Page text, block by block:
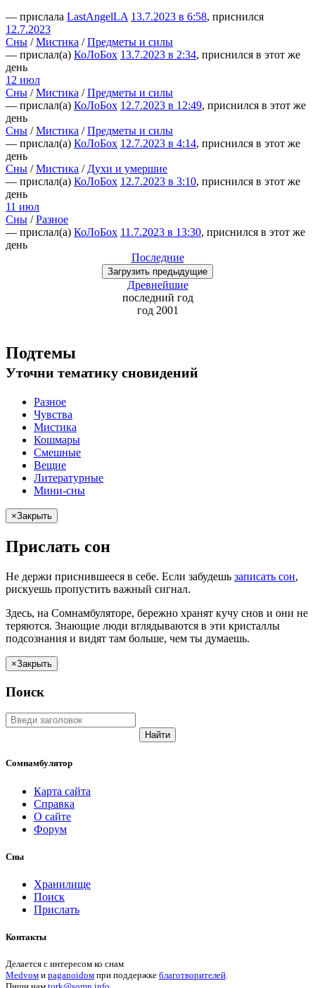
— прислала LastAngelLA 13.7.2023 в 6:58, приснился
12.7.2023
Сны /Мистика /Предметы и силы
— прислал(а) КоЛоБох 13.7.2023 в 2:34, приснился в этот же
день
12 июл
Сны /Мистика /Предметы и силы
— прислал(а) КоЛоБох 12.7.2023 в 12:49, приснился в этот же
день
Сны /Мистика /Предметы и силы
— прислал(а) КоЛоБох 12.7.2023 в 4:14, приснился в этот же
день
Сны /Мистика / Духи и умершие
— прислал(а) КоЛоБох 12.7.2023 в 3:10, приснился в этот же
день
11 июл
Сны /Разное
— прислал(а) КоЛоБох 11.7.2023 в 13:30, приснился в этот же
день
Последние
Загрузить предыдущие
Древнейшие
последний год
год 2001
Подтемы
Уточни тематику сновидений
Разное
Чувства
Мистика
Кошмары
Смешные
Вещие
Литературные
Мини-сны
×Закрыть
Прислать сон
Не держи приснившееся в себе. Если забудешь записать сон,
рискуешь пропустить важный сигнал.
Здесь, на Сомнамбуляторе, бережно хранят кучу снов и они не
теряются. Знающие люди вглядываются в эти кристаллы
подсознания и видят там больше, чем ты думаешь.
×Закрыть
Поиск
Найти
Сомнамбулятор
Карта сайта
Справка
О сайте
Форум
Сны
Хранилище
Поиск
Прислать
Контакты
Делается с интересом ко снам
Medvом и paganoidом при поддержке благотворителей.